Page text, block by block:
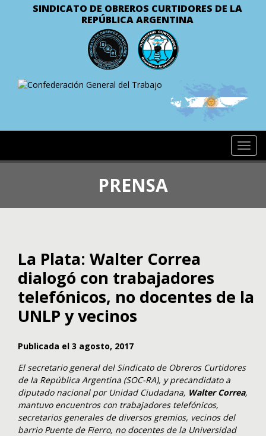
SINDICATO DE OBREROS CURTIDORES DE LA
REPÚBLICA ARGENTINA
PRENSA
La Plata: Walter Correa
dialogó con trabajadores
telefónicos, no docentes de la
UNLP y vecinos
Publicada el 3 agosto, 2017
El secretario general del Sindicato de Obreros Curtidores
de la República Argentina (SOC-RA), y precandidato a
diputado nacional por Unidad Ciudadana, Walter Correa,
mantuvo encuentros con trabajadores telefónicos,
secretarios generales de diversos gremios, vecinos del
barrio Puente de Fierro, no docentes de la Universidad